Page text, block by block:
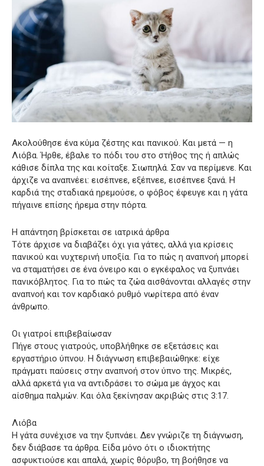
Ακολούθησε ένα κύμα ζέστης και πανικού. Και μετά — η
Λιόβα. Ήρθε, έβαλε το πόδι του στο στήθος της ή απλώς
κάθισε δίπλα της και κοίταξε. Σιωπηλά. Σαν να περίμενε. Και
άρχιζε να αναπνέει: εισέπνεε, εξέπνεε, εισέπνεε ξανά. Η
καρδιά της σταδιακά ηρεμούσε, ο φόβος έφευγε και η γάτα
πήγαινε επίσης ήρεμα στην πόρτα.
Η απάντηση βρίσκεται σε ιατρικά άρθρα
Τότε άρχισε να διαβάζει όχι για γάτες, αλλά για κρίσεις
πανικού και νυχτερινή υποξία. Για το πώς η αναπνοή μπορεί
να σταματήσει σε ένα όνειρο και ο εγκέφαλος να ξυπνάει
πανικόβλητος. Για το πώς τα ζώα αισθάνονται αλλαγές στην
αναπνοή και τον καρδιακό ρυθμό νωρίτερα από έναν
άνθρωπο.
Οι γιατροί επιβεβαίωσαν
Πήγε στους γιατρούς, υποβλήθηκε σε εξετάσεις και
εργαστήριο ύπνου. Η διάγνωση επιβεβαιώθηκε: είχε
πράγματι παύσεις στην αναπνοή στον ύπνο της. Μικρές,
αλλά αρκετά για να αντιδράσει το σώμα με άγχος και
αίσθημα παλμών. Και όλα ξεκίνησαν ακριβώς στις 3:17.
Λιόβα
Η γάτα συνέχισε να την ξυπνάει. Δεν γνώριζε τη διάγνωση,
δεν διάβασε τα άρθρα. Είδα μόνο ότι ο ιδιοκτήτης
ασφυκτιούσε και απαλά, χωρίς θόρυβο, τη βοήθησε να